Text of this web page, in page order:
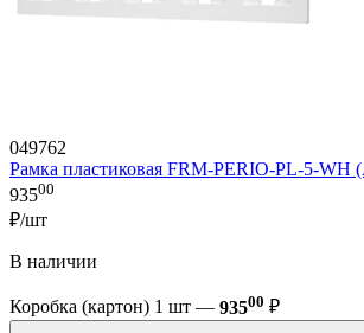
049762
Рамка пластиковая FRM-PERIO-PL-5-WH
93500
₽/шт
В наличии
Коробка (картон) 1 шт — 93500 ₽